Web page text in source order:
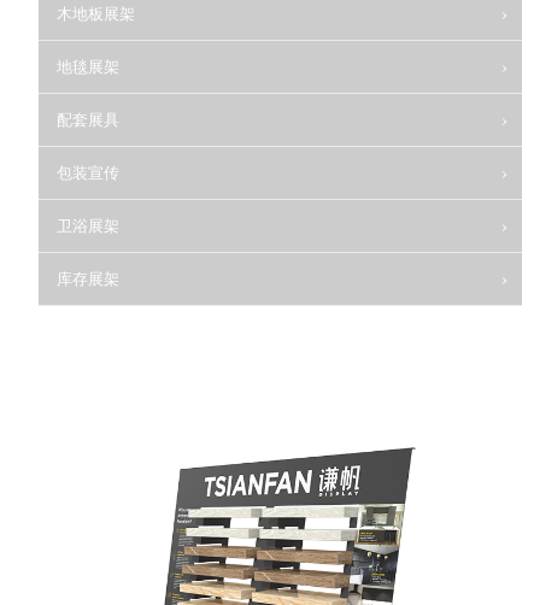
木地板展架
地毯展架
配套展具
包装宣传
卫浴展架
库存展架